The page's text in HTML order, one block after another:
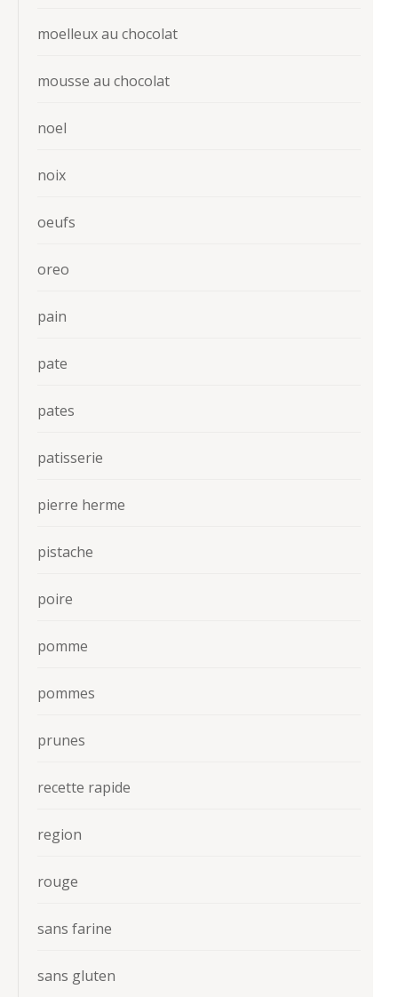
moelleux au chocolat
mousse au chocolat
noel
noix
oeufs
oreo
pain
pate
pates
patisserie
pierre herme
pistache
poire
pomme
pommes
prunes
recette rapide
region
rouge
sans farine
sans gluten